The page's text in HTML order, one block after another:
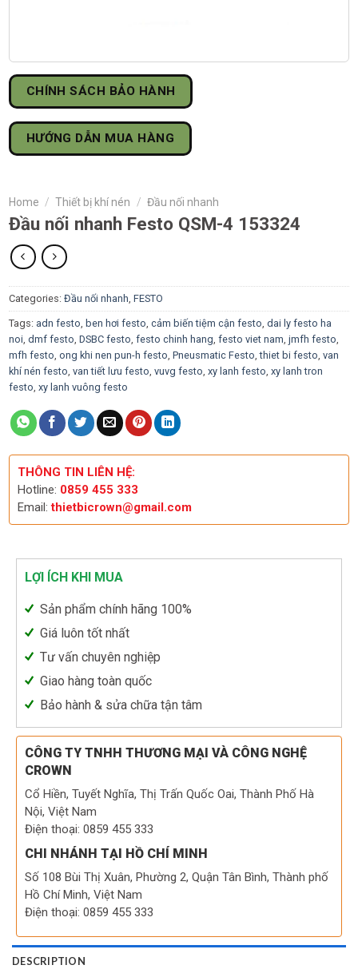
CHÍNH SÁCH BẢO HÀNH
HƯỚNG DẪN MUA HÀNG
Home / Thiết bị khí nén / Đầu nối nhanh
Đầu nối nhanh Festo QSM-4 153324
Categories: Đầu nối nhanh, FESTO
Tags: adn festo, ben hơi festo, cảm biến tiệm cận festo, dai ly festo ha
noi, dmf festo, DSBC festo, festo chinh hang, festo viet nam, jmfh festo,
mfh festo, ong khi nen pun-h festo, Pneusmatic Festo,thiet bi festo, van
khí nén festo, van tiết lưu festo, vuvg festo, xy lanh festo, xy lanh tron
festo, xy lanh vuông festo
THÔNG TIN LIÊN HỆ:
Hotline: 0859 455 333
Email:thietbicrown@gmail.com
LỢI ÍCH KHI MUA
Sản phẩm chính hãng 100%
Giá luôn tốt nhất
Tư vấn chuyên nghiệp
Giao hàng toàn quốc
Bảo hành & sửa chữa tận tâm
CÔNG TY TNHH THƯƠNG MẠI VÀ CÔNG NGHỆ
CROWN
Cổ Hiền, Tuyết Nghĩa, Thị Trấn Quốc Oai, Thành Phố Hà
Nội, Việt Nam
Điện thoại: 0859 455 333
CHI NHÁNH TẠI HỒ CHÍ MINH
Số 108 Bùi Thị Xuân, Phường 2, Quận Tân Bình, Thành phố
Hồ Chí Minh, Việt Nam
Điện thoại: 0859 455 333
DESCRIPTION